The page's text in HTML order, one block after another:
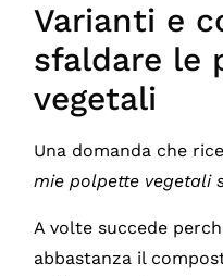
Varianti e
sfaldare le
vegetali
Una domanda che
mie polpette vegetali
A volte succede
abbastanza il